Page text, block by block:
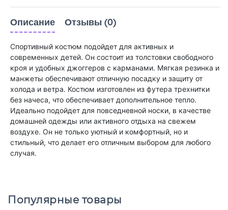
Описание Отзывы (0)
Спортивный костюм подойдет для активных и
современных детей. Он состоит из толстовки свободного
кроя и удобных джоггеров с карманами. Мягкая резинка и
манжеты обеспечивают отличную посадку и защиту от
холода и ветра. Костюм изготовлен из футера трехнитки
без начеса, что обеспечивает дополнительное тепло.
Идеально подойдет для повседневной носки, в качестве
домашней одежды или активного отдыха на свежем
воздухе. Он не только уютный и комфортный, но и
стильный, что делает его отличным выбором для любого
случая.
Популярные товары